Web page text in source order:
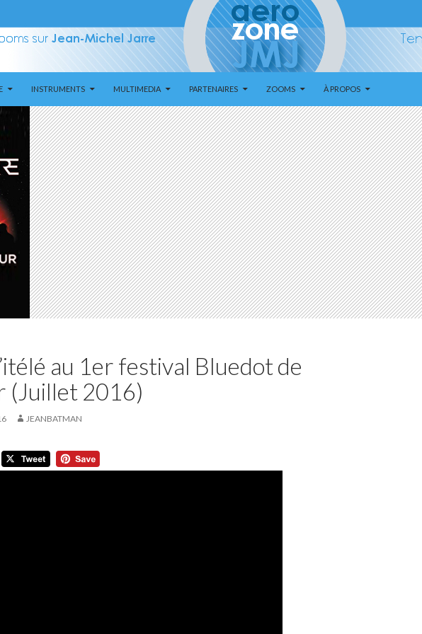
INSTRUMENTS MULTIMEDIA PARTENAIRES ZOOMS À PROPOS
au 1er festival Bluedot de
(Juillet 2016)
JEANBATMAN